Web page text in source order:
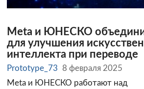
Meta и ЮНЕСКО
для улучшения
интеллекта при переводе
Prototype_73
8 февраля 2025
Meta и ЮНЕСКО работают над